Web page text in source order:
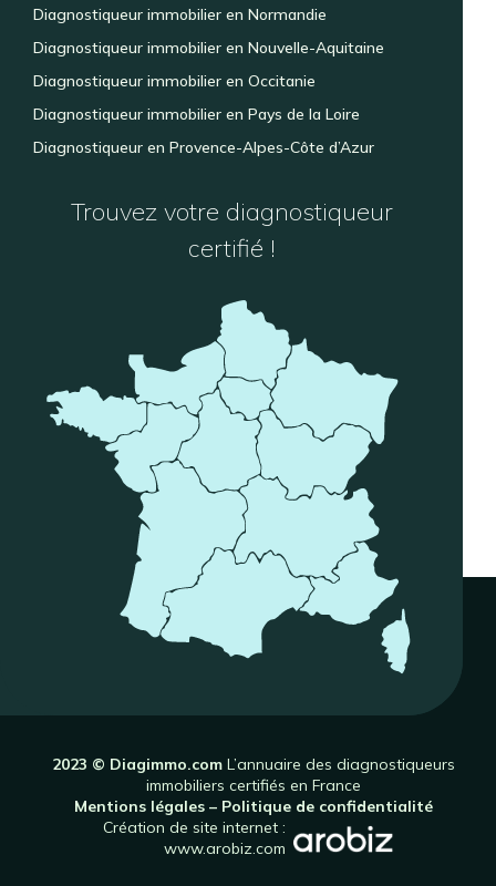
Diagnostiqueur immobilier en Normandie
Diagnostiqueur immobilier en Nouvelle-Aquitaine
Diagnostiqueur immobilier en Occitanie
Diagnostiqueur immobilier en Pays de la Loire
Diagnostiqueur en Provence-Alpes-Côte d’Azur
Trouvez votre diagnostiqueur
certifié !
2023 © Diagimmo.com L’annuaire des diagnostiqueurs
immobiliers certifiés en France
Mentions légales – Politique de confidentialité
Création de site internet :
www.arobiz.com